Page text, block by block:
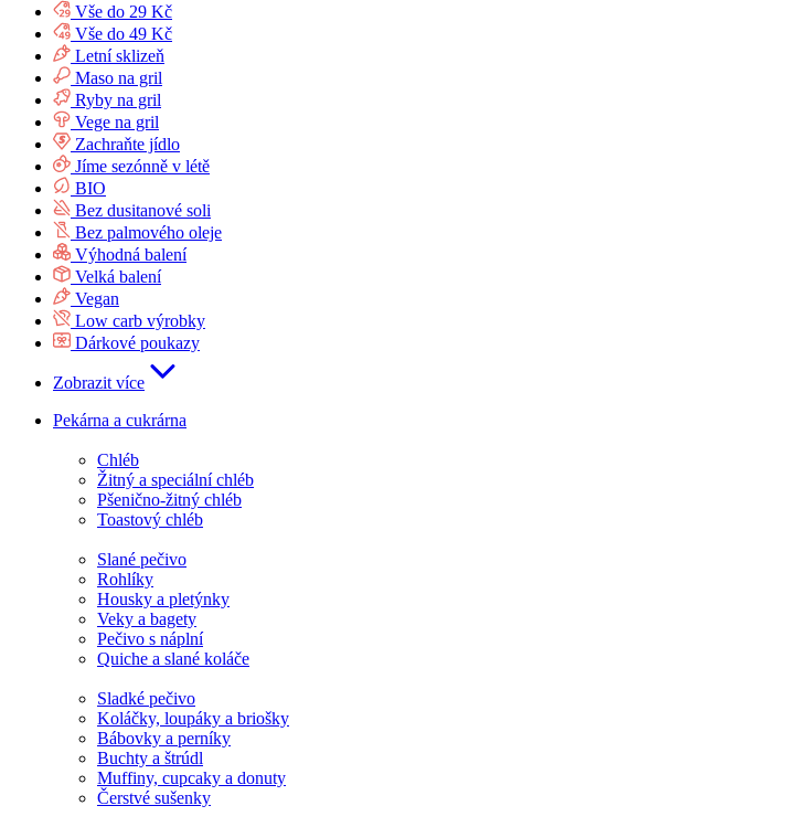
Vše do 29 Kč
Vše do 49 Kč
Letní sklizeň
Maso na gril
Ryby na gril
Vege na gril
Zachraňte jídlo
Jíme sezónně v létě
BIO
Bez dusitanové soli
Bez palmového oleje
Výhodná balení
Velká balení
Vegan
Low carb výrobky
Dárkové poukazy
Zobrazit více
Pekárna a cukrárna
Chléb
Žitný a speciální chléb
Pšenično-žitný chléb
Toastový chléb
Slané pečivo
Rohlíky
Housky a pletýnky
Veky a bagety
Pečivo s náplní
Quiche a slané koláče
Sladké pečivo
Koláčky, loupáky a briošky
Bábovky a perníky
Buchty a štrúdl
Muffiny, cupcaky a donuty
Čerstvé sušenky